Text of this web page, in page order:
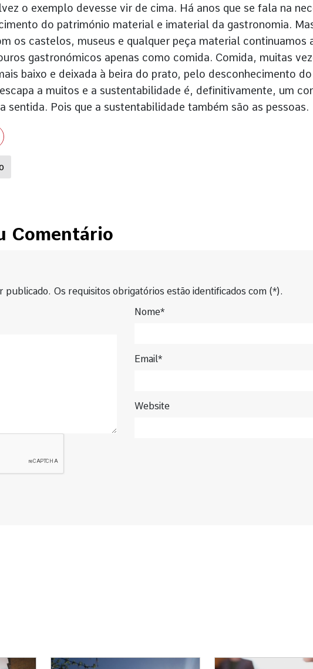
o exemplo devesse vir de cima. Há anos que se fala na
do património material e imaterial da gastronomia.
os castelos, museus e qualquer peça material continuamos
gastronómicos apenas como comida. Comida, muitas
baixo e deixada à beira do prato, pelo desconhecimento
a muitos e a sustentabilidade é, definitivamente, um
sentida. Pois que a sustentabilidade também são as pessoas.
Comentário
publicado. Os requisitos obrigatórios estão identificados com (*).
Nome*
Email*
Website